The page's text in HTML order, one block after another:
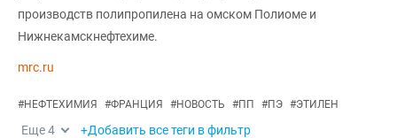
производств полипропилена на омском Полиоме и
Нижнекамскнефтехиме.
mrc.ru
#НЕФТЕХИМИЯ #ФРАНЦИЯ #НОВОСТЬ #ПП #ПЭ #ЭТИЛЕН
Еще4 +Добавить все теги в фильтр